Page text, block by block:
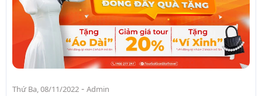
Thứ Ba, 08/11/2022 - Admin